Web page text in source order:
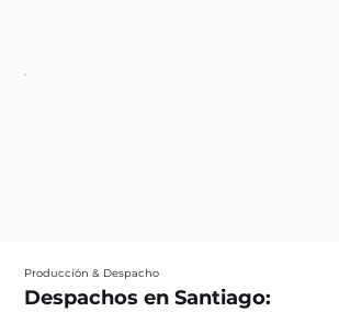
Producción & Despacho
Despachos en Santiago: